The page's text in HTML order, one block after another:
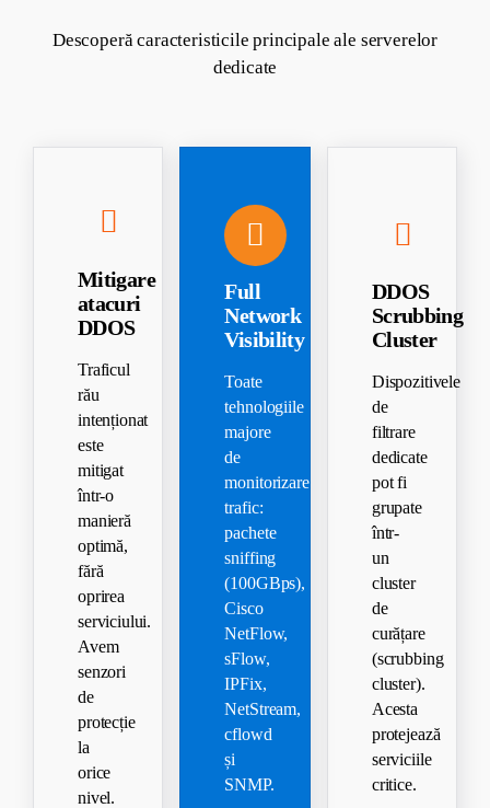
Descoperă caracteristicile principale ale serverelor
dedicate
Mitigare
atacuri
DDOS
Traficul
rău
intenționat
este
mitigat
într-o
manieră
optimă,
fără
oprirea
serviciului.
Avem
senzori
de
protecție
la
orice
nivel.
Full
Network
Visibility
Toate
tehnologiile
majore
de
monitorizare
trafic:
pachete
sniffing
(100GBps),
Cisco
NetFlow,
sFlow,
IPFix,
NetStream,
cflowd
și
SNMP.
DDOS
Scrubbing
Cluster
Dispozitivele
de
filtrare
dedicate
pot fi
grupate
într-
un
cluster
de
curățare
(scrubbing
cluster).
Acesta
protejează
serviciile
critice.